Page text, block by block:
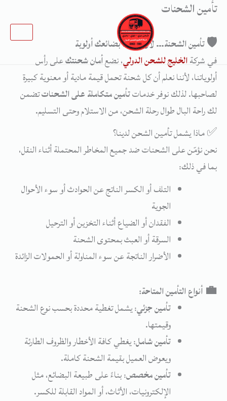
تخطي
المحتوى
تأمين الشحنات
🛡️تأمينالشحنة…لأنسلامةبضائعكأولوية
فيشركةالخليجللشحنالدولي،نضعأمانشحنتكعلىرأس
أولوياتنا،لأننانعلمأنكلشحنةتحملقيمةماديةأومعنويةكبيرة
لصاحبها.لذلكنوفرخدماتتأمينمتكاملةعلىالشحناتتضمن
لكراحةالبالطوالرحلةالشحن،منالاستلاموحتىالتسليم.
✅ماذايشملتأمينالشحنلدينا؟
نحننؤمّنعلىالشحناتضدجميعالمخاطرالمحتملةأثناءالنقل،
بمافيذلك:
التلفأوالكسرالناتجعنالحوادثأوسوءالأحوال
الجوية
الفقدانأوالضياعأثناءالتخزينأوالترحيل
السرقةأوالعبثبمحتوىالشحنة
الأضرارالناتجةعنسوءالمناولةأوالحمولاتالزائدة
💼 أنواعالتأمينالمتاحة:
تأمينجزئي:يشملتغطيةمحددةبحسبنوعالشحنة
وقيمتها.
تأمينشامل:يغطيكافةالأخطاروالظروفالطارئة
ويعوضالعميلبقيمةالشحنةكاملة.
تأمينمخصص:بناءًعلىطبيعةالبضائع،مثل
الإلكترونيات،الأثاث،أوالموادالقابلةللكسر.